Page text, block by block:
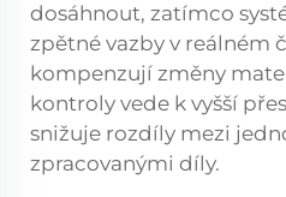
dosáhnout, zatímco
zpětné vazby v reálném
kompenzují změny
kontroly vede k vyšší
snižuje rozdíly mezi
zpracovanými díly.